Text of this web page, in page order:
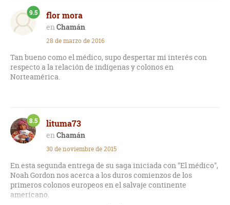
flor mora
Chamán
9.5
28 de marzo de 2016
Tan bueno como el médico, supo despertar mi interés con
respecto a la relación de indígenas y colonos en
Norteamérica.
lituma73
Chamán
8.5
30 de noviembre de 2015
En esta segunda entrega de su saga iniciada con "El médico",
Noah Gordon nos acerca a los duros comienzos de los
primeros colonos europeos en el salvaje continente
americano.